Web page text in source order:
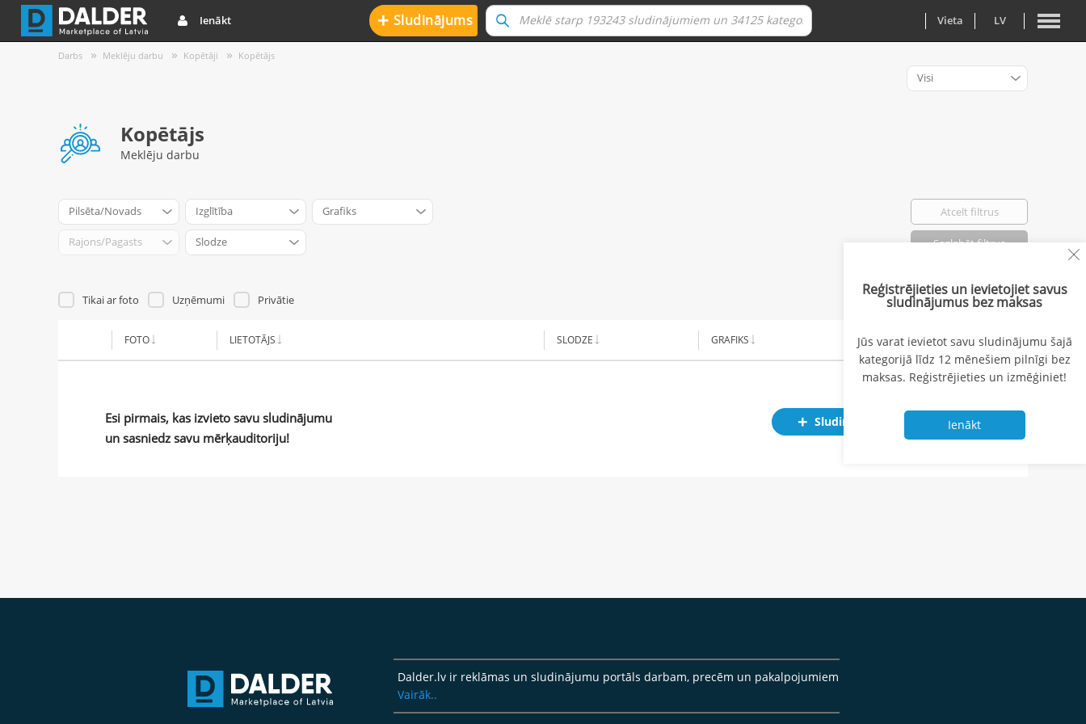
Ienākt + Sludinājums Vieta LV
Darbs Meklēju darbu Kopētāji Kopētājs
Kopētājs
Meklēju darbu
Pilsēta/Novads Izglītība Grafiks
Rajons/Pagasts Slodze
Atcelt filtrus
Saglabāt filtrus
Visi
Tikai ar foto Uzņēmumi Privātie Atlasīti: 0
FOTO LIETOTĀJS SLODZE GRAFIKS ALGA NO
Esi pirmais, kas izvieto savu sludinājumu
un sasniedz savu mērķauditoriju!
Sludinājums
Reģistrējieties un ievietojiet savus
sludinājumus bez maksas
Jūs varat ievietot savu sludinājumu šajā
kategorijā līdz 12 mēnešiem pilnīgi bez
maksas. Reģistrējieties un izmēģiniet!
Ienākt
Dalder.lv ir reklāmas un sludinājumu portāls darbam, precēm un pakalpojumiem
Vairāk..